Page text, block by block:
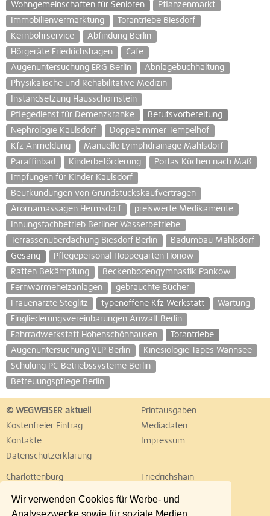
Wir verwenden Cookies für Werbe- und
Analysezwecke sowie für soziale Medien.
Wohngemeinschaften für Senioren
Pflanzenmarkt
Immobilienvermarktung
Torantriebe Biesdorf
Kernbohrservice
Abfindung Berlin
Hörgeräte Friedrichshagen
Cafe
Augenuntersuchung ERG Berlin
Abnlagebuchhaltung
Physikalische und Rehabilitative Medizin
Instandsetzung Hausschornstein
Pflegedienst für Demenzkranke
Berufsvorbereitung
Nephrologie Kaulsdorf
Doppelzimmer Tempelhof
Kfz Anmeldung
Manuelle Lymphdrainage Mahlsdorf
Paraffinbad
Kinderbeförderung
Portas Küchen nach Maß
Impfungen für Kinder Kaulsdorf
Beurkundungen von Grundstückskaufverträgen
Aromamassagen Hermsdorf
preiswerte Medikamente
Innungsfachbetrieb Berliner Wasserbetriebe
Terrassenüberdachung Biesdorf Berlin
Badumbau Mahlsdorf
Gesang
Pflegepersonal Hoppegarten Hönow
Ratten Bekämpfung
Beckenbodengymnastik Pankow
Fernwärmeheizanlagen
gebrauchte Bücher
Frauenärzte Steglitz
typenoffene Kfz-Werkstatt
Wartung
Eingliederungsvereinbarungen Anwalt Berlin
Fahrradwerkstatt Hohenschönhausen
Torantriebe
Augenuntersuchung VEP Berlin
Kinesiologie Tapes Wannsee
Schulung PC-Betriebssysteme Berlin
Betreuungspflege Berlin
© WEGWEISER aktuell
Printausgaben
Kostenfreier Eintrag
Mediadaten
Kontakte
Impressum
Datenschutzerklärung
Charlottenburg
Friedrichshain